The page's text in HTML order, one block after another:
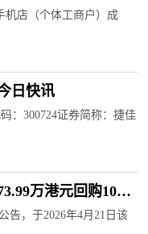
机店（个体工商户）成
日快讯
：300724证券简称：捷佳
万港元回购100
告，于2026年4月21日该